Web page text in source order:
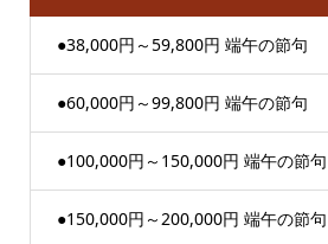
●38,000円～59,800円 端午の節句
●60,000円～99,800円 端午の節句
●100,000円～150,000円 端午の節句
●150,000円～200,000円 端午の節句